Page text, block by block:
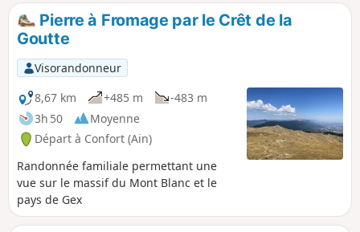
nombreux
Pierre à Fromage par le Crêt de la
Goutte
Visorandonneur
8,67 km
+485 m
-483 m
3h 50
Moyenne
Départ à Confort (Ain)
Randonnée familiale permettant une
vue sur le massif du Mont Blanc et le
pays de Gex